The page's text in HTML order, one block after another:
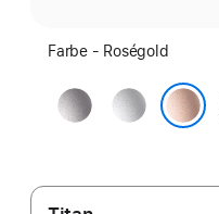
Farbe - Roségold
Space Grau
Silber